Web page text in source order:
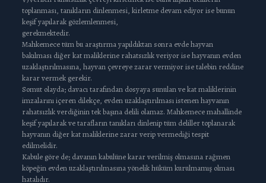
toplanması, tanıkların dinlenmesi, kirletme devam ediyor ise bunun
keşif yapılarak gözlemlenmesi,
gerekmektedir.
Mahkemece tüm bu araştırma yapıldıktan sonra evde hayvan
bakılması diğer kat maliklerine rahatsızlık veriyor ise hayvanın evden
uzaklaştırılmasına, hayvan çevreye zarar vermiyor ise talebin reddine
karar vermek gerekir.
Somut olayda; davacı tarafından dosyaya sunulan ve kat maliklerinin
imzalarını içeren dilekçe, evden uzaklaştırılması istenen hayvanın
rahatsızlık verdiğinin tek başına delili olamaz. Mahkemece mahallinde
keşif yapılarak ve tarafların tanıkları dinlenip tüm deliller toplanarak
hayvanın diğer kat maliklerine zarar verip vermediği tespit
edilmelidir.
Kabule göre de; davanın kabulüne karar verilmiş olmasına rağmen
köpeğin evden uzaklaştırılmasına yönelik hüküm kurulmamış olması
hatalıdır.